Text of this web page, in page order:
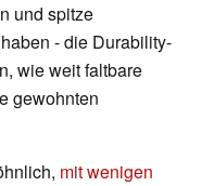
und spitze
- die Durability-
wie weit faltbare
gewohnten
mit wenigen